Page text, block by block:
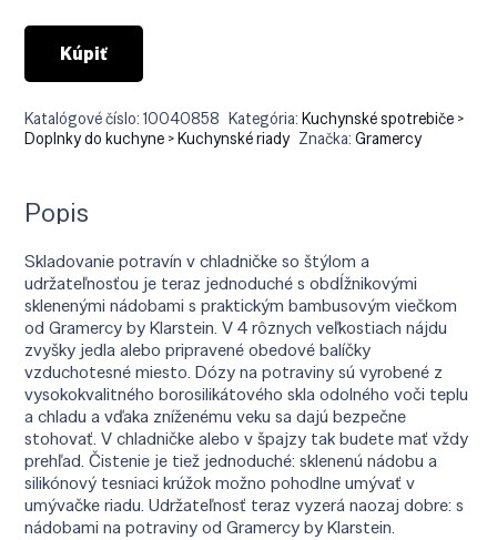
Kúpiť
Katalógové číslo:10040858 Kategória:Kuchynské spotrebiče >
Doplnky do kuchyne > Kuchynské riady Značka:Gramercy
Popis
Skladovanie potravín v chladničke so štýlom a
udržateľnosťou je teraz jednoduché s obdĺžnikovými
sklenenými nádobami s praktickým bambusovým viečkom
od Gramercy by Klarstein. V 4 rôznych veľkostiach nájdu
zvyšky jedla alebo pripravené obedové balíčky
vzduchotesné miesto. Dózy na potraviny sú vyrobené z
vysokokvalitného borosilikátového skla odolného voči teplu
a chladu a vďaka zníženému veku sa dajú bezpečne
stohovať. V chladničke alebo v špajzy tak budete mať vždy
prehľad. Čistenie je tiež jednoduché: sklenenú nádobu a
silikónový tesniaci krúžok možno pohodlne umývať v
umývačke riadu. Udržateľnosť teraz vyzerá naozaj dobre: s
nádobami na potraviny od Gramercy by Klarstein.